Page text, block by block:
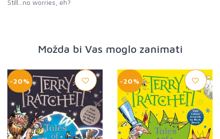
Still...no worries, eh?
Možda bi Vas moglo zanimati
-20% -20%